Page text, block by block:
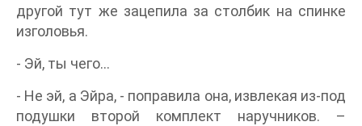
другой тут же зацепила за столбик на спинке
изголовья.
- Эй, ты чего…
- Не эй, а Эйра, - поправила она, извлекая из-под
подушки второй комплект наручников. –